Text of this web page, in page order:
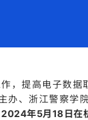
，提高电子数
办、浙江警察学
年5月18日在